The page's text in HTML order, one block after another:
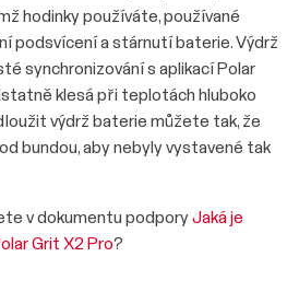
hodinky používáte, používané
podsvícení a stárnutí baterie. Výdrž
synchronizování s aplikací Polar
klesá při teplotách hluboko
výdrž baterie můžete tak, že
bundou, aby nebyly vystavené tak
v dokumentu podporyJaká je
Grit X2 Pro?